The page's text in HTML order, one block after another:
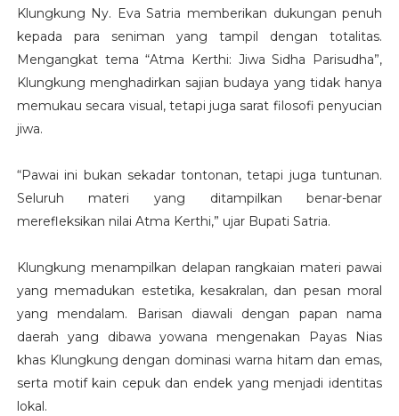
Klungkung Ny. Eva Satria memberikan dukungan penuh
kepada para seniman yang tampil dengan totalitas.
Mengangkat tema “Atma Kerthi: Jiwa Sidha Parisudha”,
Klungkung menghadirkan sajian budaya yang tidak hanya
memukau secara visual, tetapi juga sarat filosofi penyucian
jiwa.
“Pawai ini bukan sekadar tontonan, tetapi juga tuntunan.
Seluruh materi yang ditampilkan benar-benar
merefleksikan nilai Atma Kerthi,” ujar Bupati Satria.
Klungkung menampilkan delapan rangkaian materi pawai
yang memadukan estetika, kesakralan, dan pesan moral
yang mendalam. Barisan diawali dengan papan nama
daerah yang dibawa yowana mengenakan Payas Nias
khas Klungkung dengan dominasi warna hitam dan emas,
serta motif kain cepuk dan endek yang menjadi identitas
lokal.